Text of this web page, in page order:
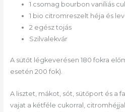
1 csomag bourbon vaníliás
1 bio citromreszelt héja és
2 egész tojás
Szilvalekvár
A sütőt légkeverésen 180 fokra
esetén 200 fok).
A lisztet, mákot, sót, sütőport és a
vajat a kétféle cukorral,